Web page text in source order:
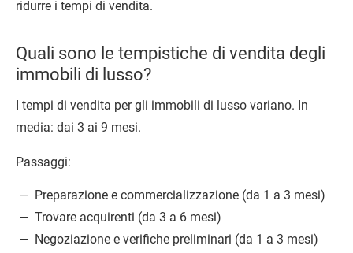
ridurre i tempi di vendita.
Quali sono le tempistiche di vendita degli
immobili di lusso?
I tempi di vendita per gli immobili di lusso variano. In
media: dai 3 ai 9 mesi.
Passaggi:
Preparazione e commercializzazione (da 1 a 3 mesi)
Trovare acquirenti (da 3 a 6 mesi)
Negoziazione e verifiche preliminari (da 1 a 3 mesi)